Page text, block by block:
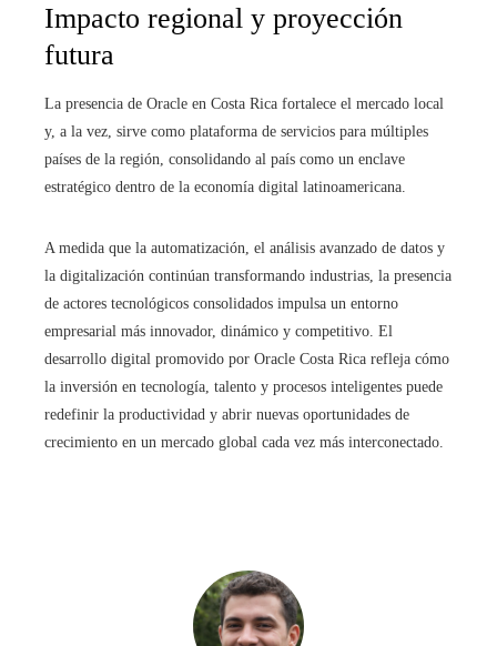
Impacto regional y proyección
futura
La presencia de Oracle en Costa Rica fortalece el mercado local
y, a la vez, sirve como plataforma de servicios para múltiples
países de la región, consolidando al país como un enclave
estratégico dentro de la economía digital latinoamericana.
A medida que la automatización, el análisis avanzado de datos y
la digitalización continúan transformando industrias, la presencia
de actores tecnológicos consolidados impulsa un entorno
empresarial más innovador, dinámico y competitivo. El
desarrollo digital promovido por Oracle Costa Rica refleja cómo
la inversión en tecnología, talento y procesos inteligentes puede
redefinir la productividad y abrir nuevas oportunidades de
crecimiento en un mercado global cada vez más interconectado.